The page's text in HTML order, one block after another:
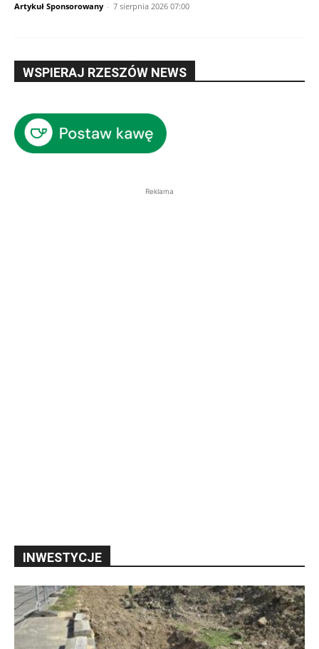
Artykuł Sponsorowany - 7 sierpnia 2026 07:00
WSPIERAJ RZESZÓW NEWS
Reklama
INWESTYCJE